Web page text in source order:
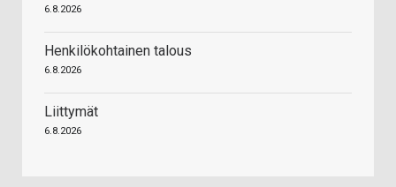
6.8.2026
Henkilökohtainen talous
6.8.2026
Liittymät
6.8.2026